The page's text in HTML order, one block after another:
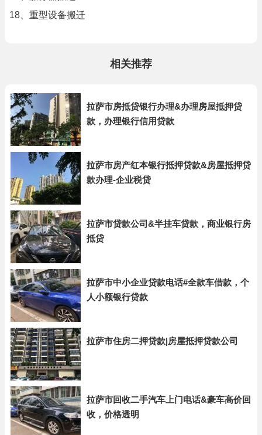
18、重型设备搬迁
相关推荐
拉萨市房抵贷银行办理&办理房屋抵押贷
款，办理银行信用贷款
拉萨市房产红本银行抵押贷款&房屋抵押贷
款办理-企业税贷
拉萨市贷款公司&半挂车贷款，商业银行房
抵贷
拉萨市中小企业贷款电话#全款车借款，个
人小额银行贷款
拉萨市住房二押贷款|房屋抵押贷款公司
拉萨市回收二手汽车上门电话&豪车高价回
收，价格透明